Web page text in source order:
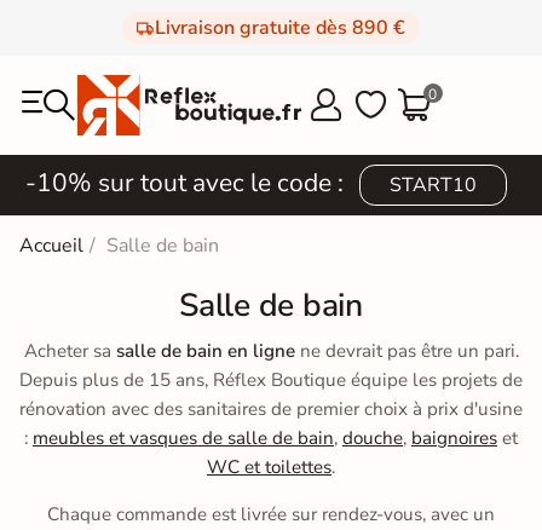
Livraison gratuite dès 890 €
  0
-10% sur tout avec le code : START10
Accueil Salle de bain
Salle de bain
Acheter sa salle de bain en lignene devrait pas être un pari.
Depuis plus de 15 ans, Réflex Boutique équipe les projets de
rénovation avec des sanitaires de premier choix à prix d'usine
: meubles et vasques de salle de bain, douche, baignoires et
WC et toilettes.
Chaque commande est livrée sur rendez-vous, avec un